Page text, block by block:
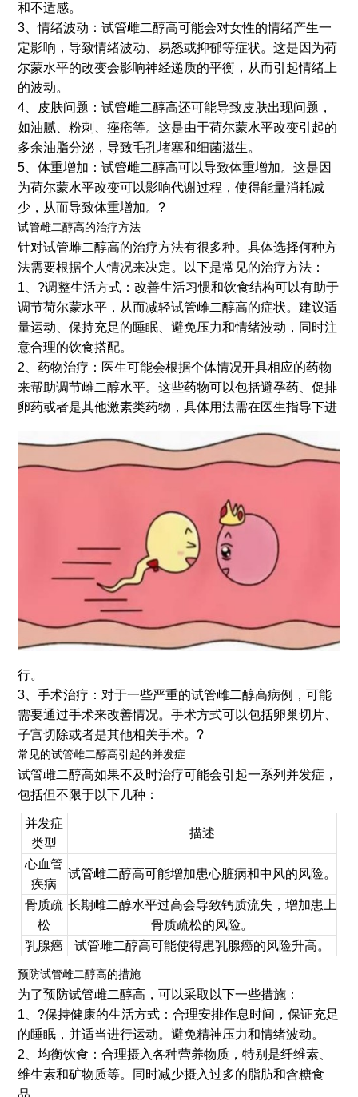
和不适感。
3、情绪波动：试管雌二醇高可能会对女性的情绪产生一
定影响，导致情绪波动、易怒或抑郁等症状。这是因为荷
尔蒙水平的改变会影响神经递质的平衡，从而引起情绪上
的波动。
4、皮肤问题：试管雌二醇高还可能导致皮肤出现问题，
如油腻、粉刺、痤疮等。这是由于荷尔蒙水平改变引起的
多余油脂分泌，导致毛孔堵塞和细菌滋生。
5、体重增加：试管雌二醇高可以导致体重增加。这是因
为荷尔蒙水平改变可以影响代谢过程，使得能量消耗减
少，从而导致体重增加。?
试管雌二醇高的治疗方法
针对试管雌二醇高的治疗方法有很多种。具体选择何种方
法需要根据个人情况来决定。以下是常见的治疗方法：
1、?调整生活方式：改善生活习惯和饮食结构可以有助于
调节荷尔蒙水平，从而减轻试管雌二醇高的症状。建议适
量运动、保持充足的睡眠、避免压力和情绪波动，同时注
意合理的饮食搭配。
2、药物治疗：医生可能会根据个体情况开具相应的药物
来帮助调节雌二醇水平。这些药物可以包括避孕药、促排
卵药或者是其他激素类药物，具体用法需在医生指导下进
行。
3、手术治疗：对于一些严重的试管雌二醇高病例，可能
需要通过手术来改善情况。手术方式可以包括卵巢切片、
子宫切除或者是其他相关手术。?
常见的试管雌二醇高引起的并发症
试管雌二醇高如果不及时治疗可能会引起一系列并发症，
包括但不限于以下几种：
并发症
类型
描述
心血管
疾病
试管雌二醇高可能增加患心脏病和中风的风险。
骨质疏
松
长期雌二醇水平过高会导致钙质流失，增加患上
骨质疏松的风险。
乳腺癌
试管雌二醇高可能使得患乳腺癌的风险升高。
预防试管雌二醇高的措施
为了预防试管雌二醇高，可以采取以下一些措施：
1、?保持健康的生活方式：合理安排作息时间，保证充足
的睡眠，并适当进行运动。避免精神压力和情绪波动。
2、均衡饮食：合理摄入各种营养物质，特别是纤维素、
维生素和矿物质等。同时减少摄入过多的脂肪和含糖食